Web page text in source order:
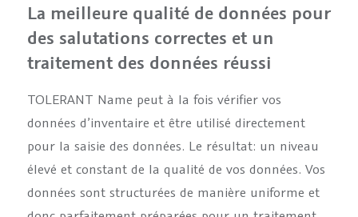
La meilleure qualité de données pour
des salutations correctes et un
traitement des données réussi
TOLERANT Name peut à la fois vérifier vos
données d’inventaire et être utilisé directement
pour la saisie des données. Le résultat: un niveau
élevé et constant de la qualité de vos données. Vos
données sont structurées de manière uniforme et